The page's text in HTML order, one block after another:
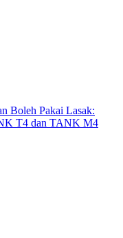
Boleh Pakai Lasak:
T4 dan TANK M4